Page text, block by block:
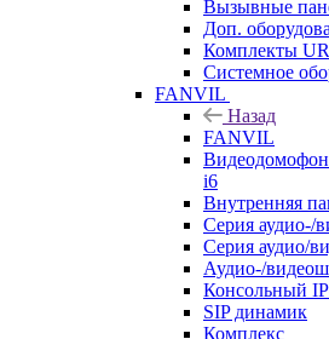
Вызывные
Доп.
Комплекты
Системное
FANVIL
Назад
FANVIL
Видеодомофон
i6
Внутренняя
Серия аудио-/
Серия аудио/
Аудио-/
Консольный
SIP динамик
Комплекс